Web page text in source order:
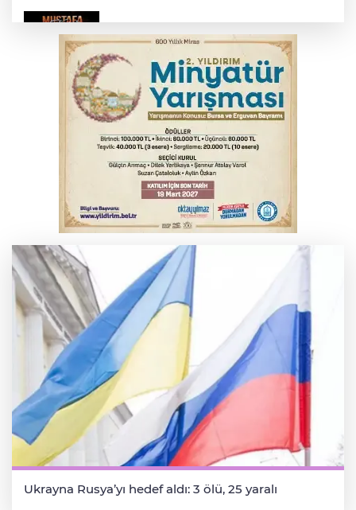
kahkaha dolu gece
İnegöl'de orman yangını; Havadan ve
karadan müdahale başlatıldı
Bursa'da korkutan kazada 4 yaralı
Bursa’da otomobil alevlere teslim oldu!
Geriye enkazı kaldı
Ukrayna Rusya’yı hedef aldı: 3 ölü, 25 yaralı